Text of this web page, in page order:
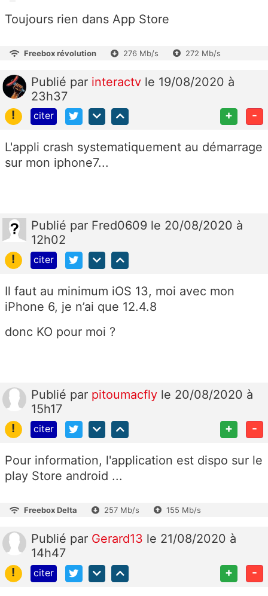
Toujours rien dans App Store
Freebox révolution 276 Mb/s 272 Mb/s
Publié par interactv le 19/08/2020 à
23h37
!
citer + -
L'appli crash systematiquement au démarrage
sur mon iphone7...
Publié par Fred0609 le 20/08/2020 à
12h02
!
citer
Il faut au minimum iOS 13, moi avec mon
iPhone 6, je n’ai que 12.4.8
donc KO pour moi ?
Publié par pitoumacfly le 20/08/2020 à
15h17
!
citer + -
Pour information, l'application est dispo sur le
play Store android ...
Freebox Delta 257 Mb/s 155 Mb/s
Publié par Gerard13 le 21/08/2020 à
14h47
!
citer + -